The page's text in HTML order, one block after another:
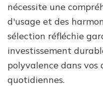
nécessite une
d'usage et des
sélection réfléchie
investissement
polyvalence dans vos
quotidiennes.